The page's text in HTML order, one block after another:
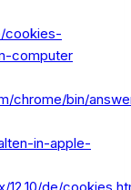
cookies-
computer
chrome/bin/
in-apple-